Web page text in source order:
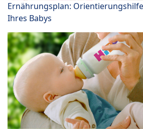
Ernährungsplan:
Ihres Babys